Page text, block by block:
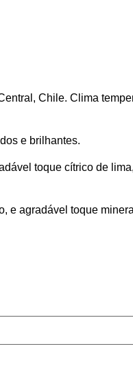
Chile. Clima
e brilhantes.
toque cítrico de
e agradável toque